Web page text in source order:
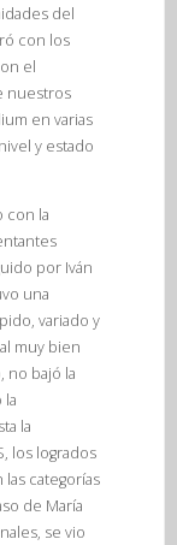
del
con los
el
nuestros
en varias
y estado
con la
por Iván
una
variado y
muy bien
no bajó la
la
la
los logrados
categorías
de María
se vio